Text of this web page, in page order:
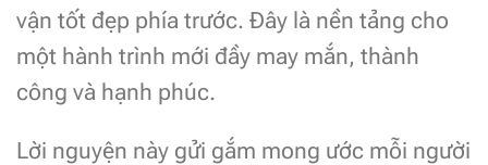
vận tốt đẹp phía trước. Đây là nền tảng cho
một hành trình mới đầy may mắn, thành
công và hạnh phúc.
Lời nguyện này gửi gắm mong ước mỗi người